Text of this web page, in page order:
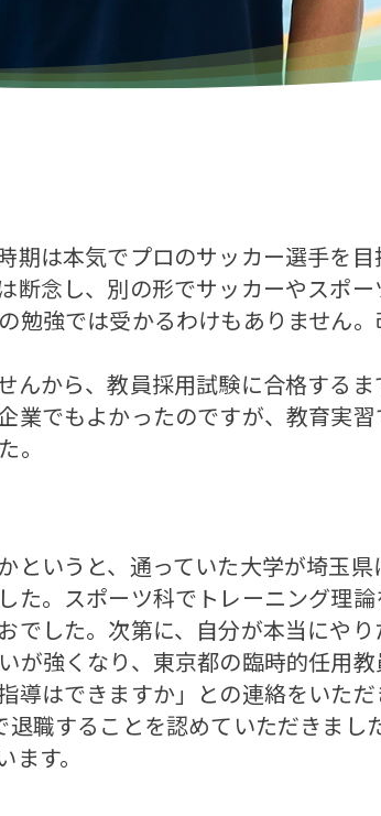
は本気でプロのサッカー選手を
念し、別の形でサッカーやスポー
勉強では受かるわけもありません
から、教員採用試験に合格する
業でもよかったのですが、教育実
。
いうと、通っていた大学が埼玉県
た。スポーツ科でトレーニング理
でした。次第に、自分が本当にや
強くなり、東京都の臨時的任用教
はできますか」との連絡をいた
職することを認めていただきまし
す。